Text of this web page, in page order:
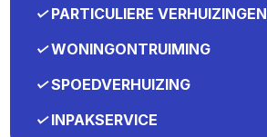
✓PARTICULIERE VERHUIZINGEN
✓WONINGONTRUIMING
✓SPOEDVERHUIZING
✓INPAKSERVICE